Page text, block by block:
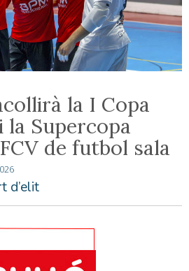
la I Copa
la Supercopa
de futbol sala
d’elit